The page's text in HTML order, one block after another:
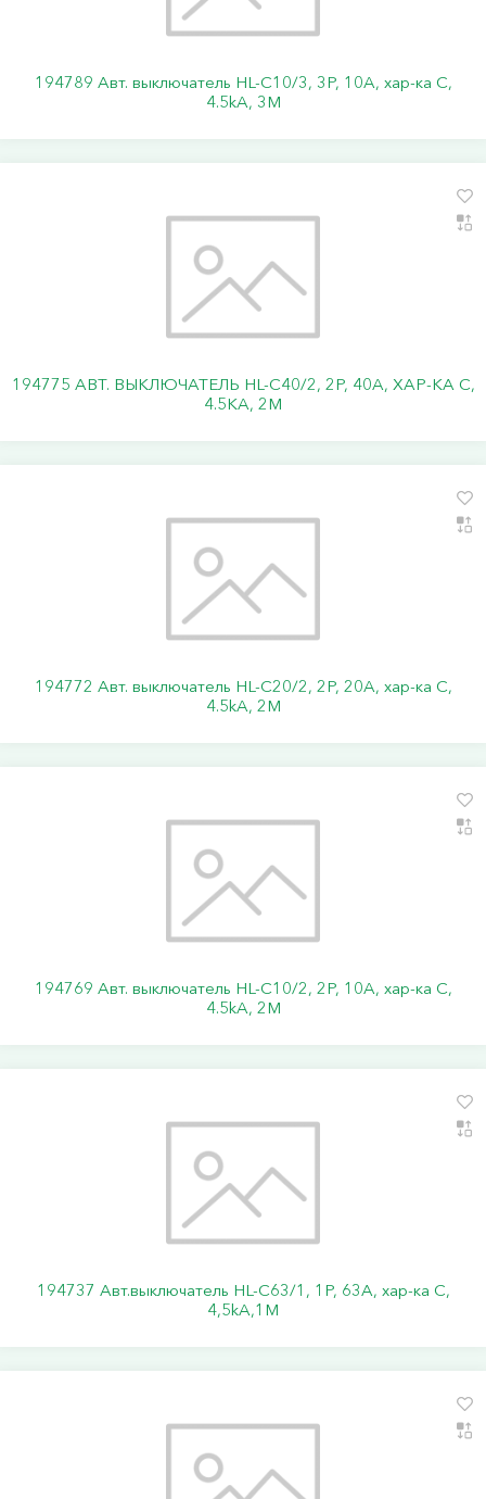
194789 Авт. выключатель HL-C10/3, 3P, 10A, хар-ка C,
4.5kA, 3M
194775 АВТ. ВЫКЛЮЧАТЕЛЬ HL-C40/2, 2P, 40A, ХАР-КА C,
4.5KA, 2M
194772 Авт. выключатель HL-C20/2, 2P, 20A, хар-ка C,
4.5kA, 2M
194769 Авт. выключатель HL-C10/2, 2P, 10A, хар-ка C,
4.5kA, 2M
194737 Авт.выключатель HL-C63/1, 1Р, 63А, хар-ка С,
4,5kA,1M